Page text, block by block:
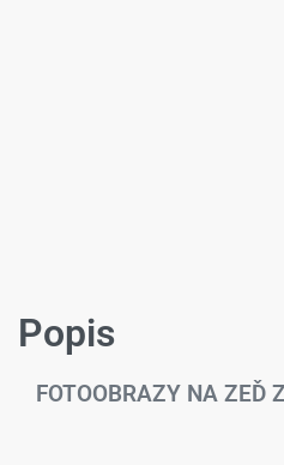
Popis
FOTOOBRAZY NA ZEĎ